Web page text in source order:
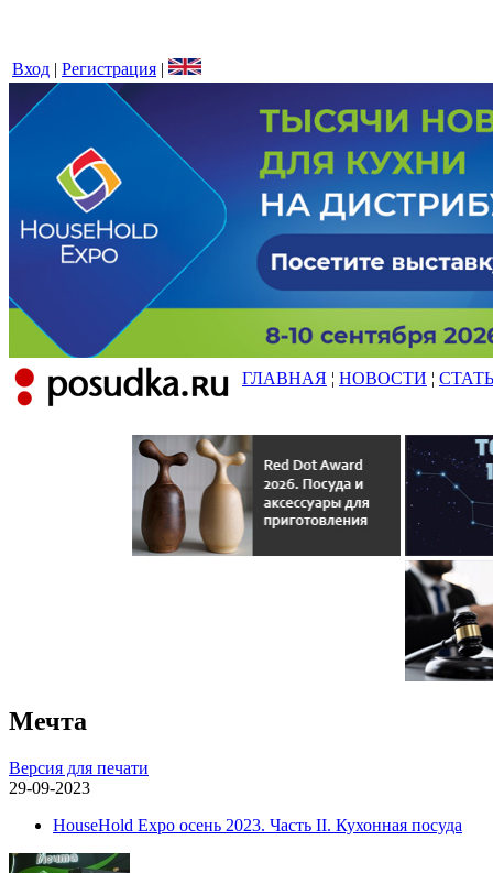
Вход | Регистрация |
ГЛАВНАЯ ¦ НОВОСТИ ¦
Мечта
Версия для печати
29-09-2023
HouseHold Expo осень 2023. Часть II. Кухонная посуда